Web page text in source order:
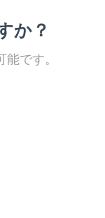
か？
です。